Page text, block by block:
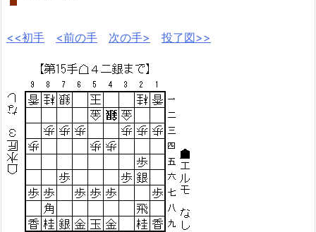
<<初手 <前の手 次の手> 投了図>>